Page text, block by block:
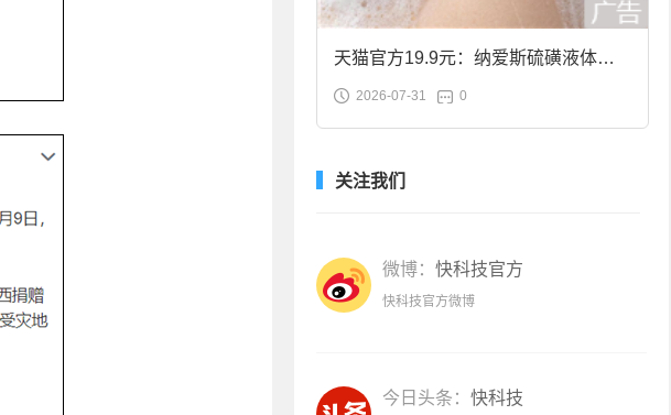
天猫官方19.9元：纳爱斯硫磺液体香
皂2斤大促
2026-07-31 0
关注我们
微博： 快科技官方
快科技官方微博
今日头条： 快科技